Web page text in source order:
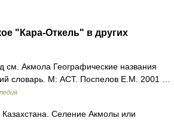
"Кара-Откель" в других
см. Акмола Географические названия
словарь. М: АСТ. Поспелов Е.М. 2001 …
Селение Акмолы или